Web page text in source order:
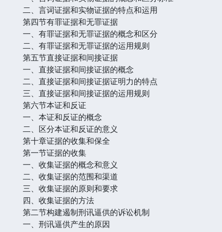
二、言词证据和实物证据的特点和运用
第四节有罪证据和无罪证据
一、有罪证据和无罪证据的概念和区分
二、有罪证据和无罪证据的运用规则
第五节直接证据和间接证据
一、直接证据和间接证据的概念
二、直接证据和间接证据证明力的特点
三、直接证据和间接证据的运用规则
第六节本证和反证
一、本证和反证的概念
二、区分本证和反证的意义
第十章证据的收集和保全
第一节证据的收集
一、收集证据的概念和意义
二、收集证据的范围和渠道
三、收集证据的原则和要求
四、收集证据的方法
第二节构建遏制刑讯逼供的诉讼机制
一、刑讯逼供产生的原因